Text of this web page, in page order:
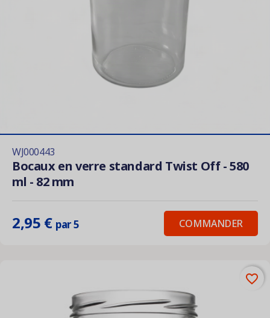
WJ000443
Bocaux en verre standard Twist Off - 580
ml - 82 mm
2,95 € par 5 COMMANDER
favorite_border